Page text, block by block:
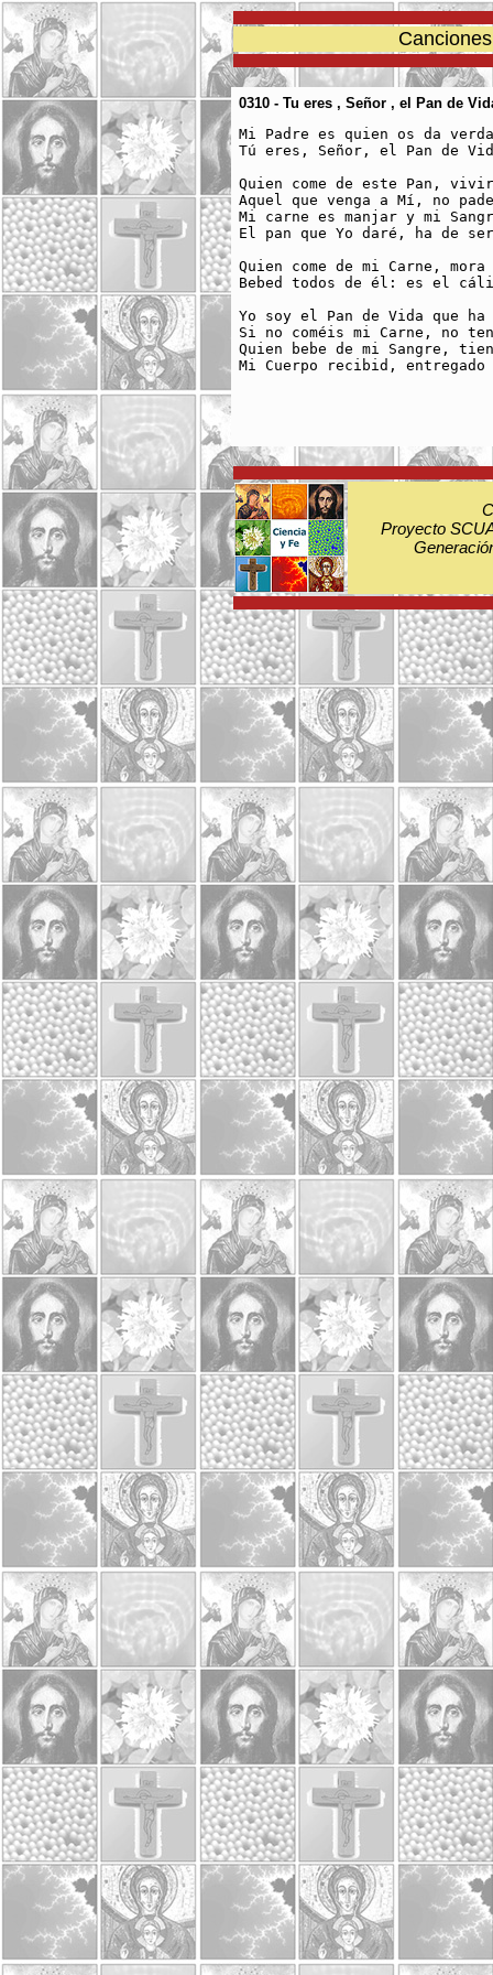
0310 - Tu eres , Señor , el Pan de
Mi Padre es quien os da
Tú eres, Señor, el Pan de
Quien come de este Pan,
Aquel que venga a Mí, no
Mi carne es manjar y mi
El pan que Yo daré, ha de
Quien come de mi Carne,
Bebed todos de él: es el
Yo soy el Pan de Vida que
Si no coméis mi Carne, no
Quien bebe de mi Sangre,
Mi Cuerpo recibid,
Proyecto